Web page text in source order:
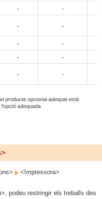
- -
- -
- -
- -
- -
producte opcional adequat està
adequada.
<Impressora>
podeu restringir els treballs des